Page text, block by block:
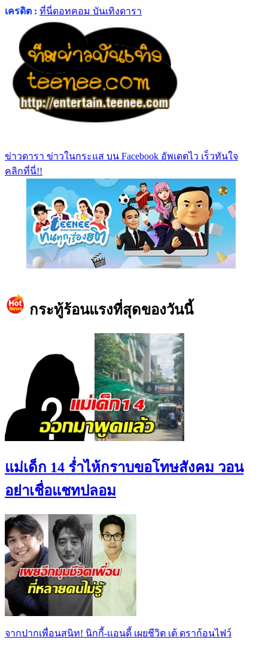
เครดิต : ที่นี่ดอทคอม บันเทิงดารา
ข่าวดารา ข่าวในกระแส บน Facebook อัพเดตไว เร็วทันใจ
คลิกที่นี่!!
กระทู้ร้อนแรงที่สุดของวันนี้
แม่เด็ก 14 ร่ำไห้กราบขอโทษสังคม วอน
อย่าเชื่อแชทปลอม
จากปากเพื่อนสนิท! นิกกี้-แอนดี้ เผยชีวิต เต้ ดราก้อนไฟว์